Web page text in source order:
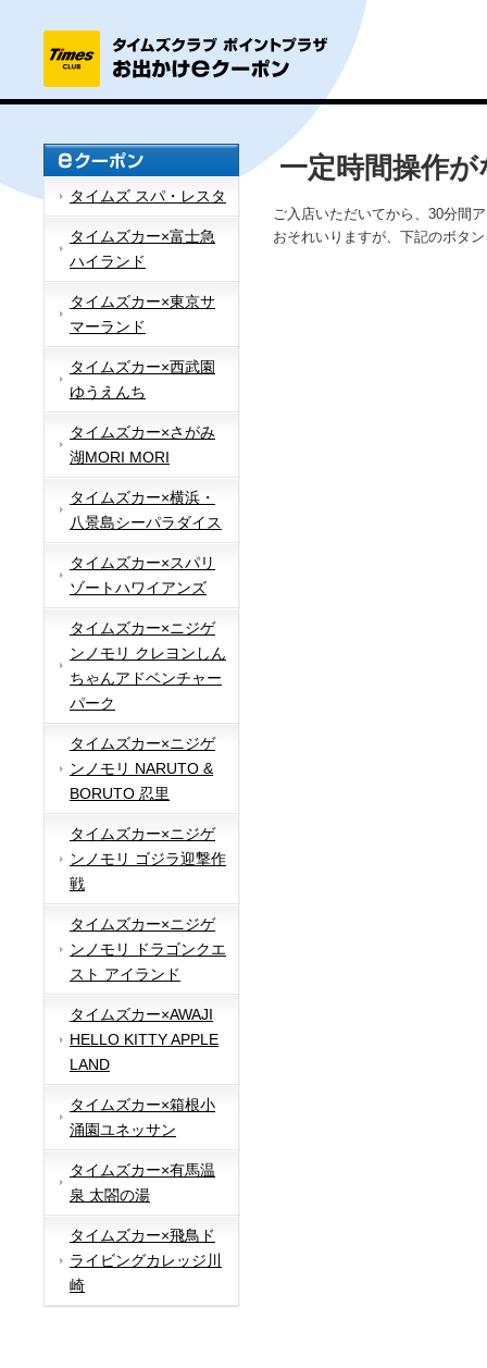
タイムズ スパ・レスタ
タイムズカー×富士急
ハイランド
タイムズカー×東京サ
マーランド
タイムズカー×西武園
ゆうえんち
タイムズカー×さがみ
湖MORI MORI
タイムズカー×横浜・
八景島シーパラダイス
タイムズカー×スパリ
ゾートハワイアンズ
タイムズカー×ニジゲ
ンノモリ クレヨンしん
ちゃんアドベンチャー
パーク
タイムズカー×ニジゲ
ンノモリ NARUTO &
BORUTO 忍里
タイムズカー×ニジゲ
ンノモリ ゴジラ迎撃作
戦
タイムズカー×ニジゲ
ンノモリ ドラゴンクエ
スト アイランド
タイムズカー×AWAJI
HELLO KITTY APPLE
LAND
タイムズカー×箱根小
涌園ユネッサン
タイムズカー×有馬温
泉 太閤の湯
タイムズカー×飛鳥ド
ライビングカレッジ川
崎
一定時間操作
ご入店いただいてから、30分間
おそれいりますが、下記のボタ